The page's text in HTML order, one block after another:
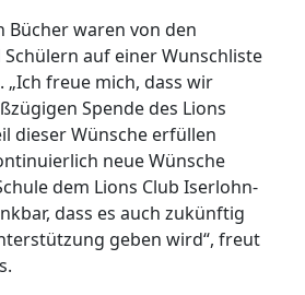
Bücher waren von den
auf einer Wunschliste
freue mich, dass wir
Spende des Lions
dieser Wünsche erfüllen
neue Wünsche
dem Lions Club Iserlohn-
dass es auch zukünftig
geben wird“, freut